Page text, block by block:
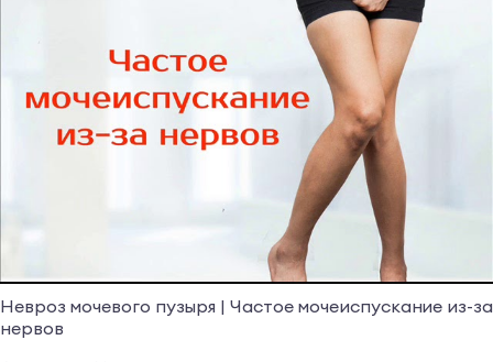
Невроз мочевого пузыря | Частое мочеиспускание из-за
нервов